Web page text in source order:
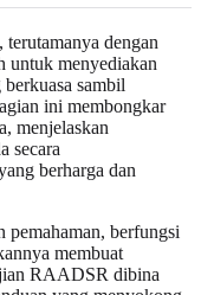
dengan
untuk menyediakan
berkuasa sambil
ini membongkar
menjelaskan
secara
berharga dan
berfungsi
membuat
RAADSR dibina